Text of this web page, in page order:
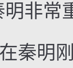
非常
明刚